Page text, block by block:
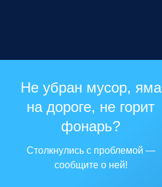
Не убран мусор, яма
на дороге, не горит
фонарь?
Столкнулись с проблемой —
сообщите о ней!